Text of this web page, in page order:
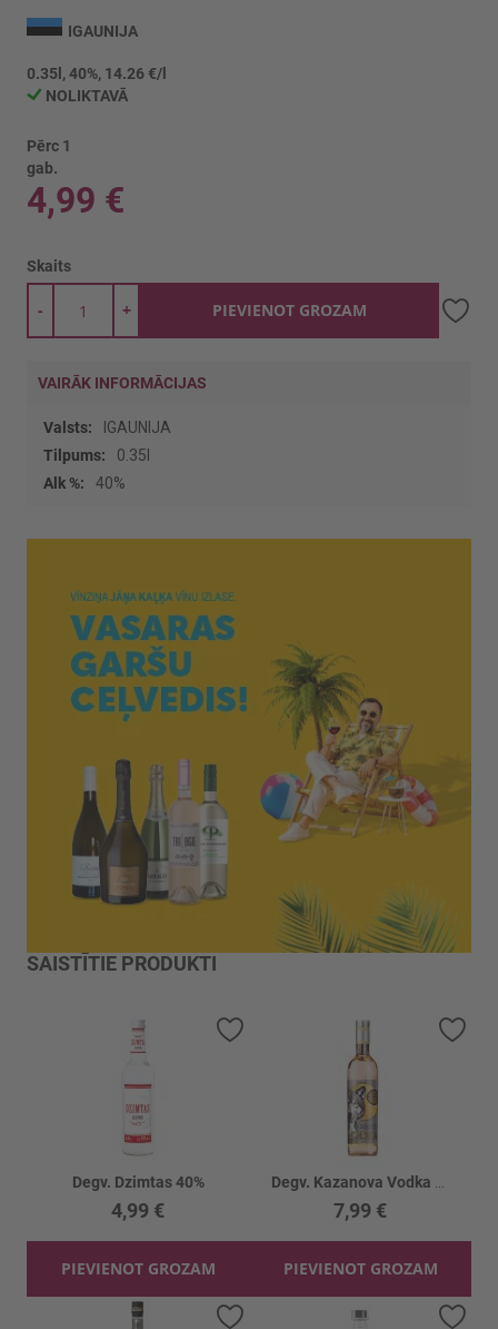
uz
sākumu
IGAUNIJA
0.35l, 40%, 14.26 €/l
NOLIKTAVĀ
Pērc 1
gab.
4,99 €
Skaits
+
- PIEVIENOT GROZAM
VAIRĀK INFORMĀCIJAS
Vairāk
informācijas
IGAUNIJA
0.35l
40%
SAISTĪTIE PRODUKTI
Degv. Dzimtas 40%
4,99 €
PIEVIENOT GROZAM
Pievienot vēlmju sarakstam
7,99 €
PIEVIENOT GROZAM
Pievienot vēlmju sarakstam